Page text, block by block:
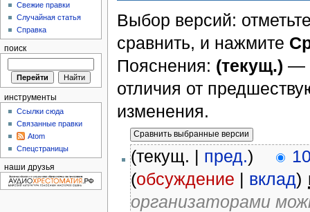
Выбор версий:
сравнить, и нажмите
Пояснения: (текущ.) —
отличия от
изменения.
(текущ. | пред.)
(обсуждение | вклад)
организаторами
Свежие правки
Случайная статья
Справка
поиск
инструменты
Ссылки сюда
Связанные правки
Atom
Спецстраницы
наши друзья